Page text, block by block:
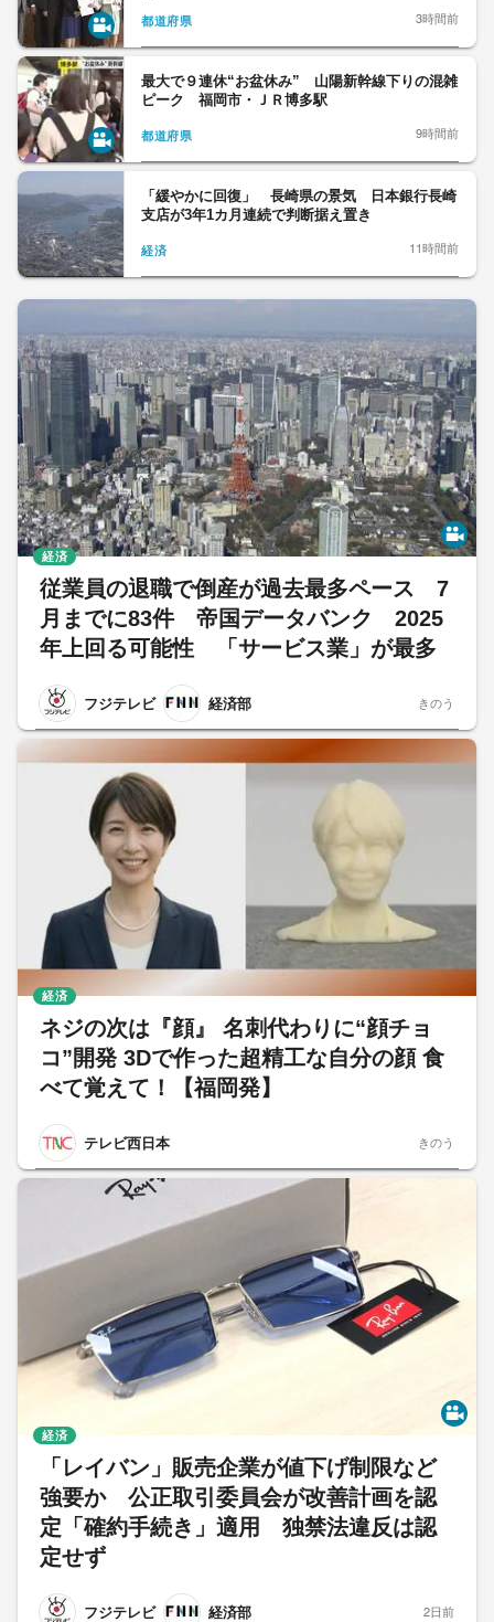
都道府県
3時間前
最大で９連休“お盆休み” 山陽新幹線下りの混雑
ピーク 福岡市・ＪＲ博多駅
都道府県 9時間前
「緩やかに回復」 長崎県の景気 日本銀行長崎
支店が3年1カ月連続で判断据え置き
経済 11時間前
従業員の退職で倒産が過去最多ペース 7
月までに83件 帝国データバンク 2025
年上回る可能性 「サービス業」が最多
フジテレビ 経済部
経済
きのう
ネジの次は『顔』 名刺代わりに“顔チョ
コ”開発 3Dで作った超精工な自分の顔 食
べて覚えて！【福岡発】
テレビ西日本
経済
きのう
「レイバン」販売企業が値下げ制限など
強要か 公正取引委員会が改善計画を認
定「確約手続き」適用 独禁法違反は認
定せず
フジテレビ 経済部
経済
2日前